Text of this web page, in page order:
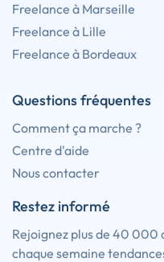
Freelance à Marseille
Freelance à Lille
Freelance à Bordeaux
Questions fréquentes
Comment ça marche ?
Centre d'aide
Nous contacter
Restez informé
Rejoignez plus de 40 000
chaque semaine